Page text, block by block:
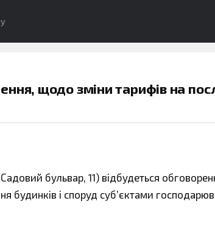
щодо зміни тарифів на
бульвар, 11) відбудеться
будинків і споруд суб’єктами